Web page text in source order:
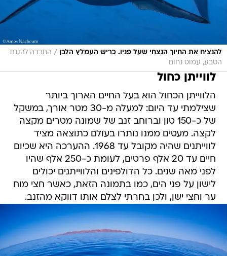
לווייתן כחול
הלווייתן הכחול הוא בעל החיים הארוך ביותר
של כ-150 טון וברוחב זנב של שמונה מטרים מקצה
לקצה. מעטים ממנו נותרו בעולם כתוצאה מציד
לווייתנים שהיה מקובל עד 1968. ההערכה היא שכיום
חיים עד 20 אלף פרטים, לעומת כ-250 אלף שהיו
לפני מאה שנים. כל הדולפינים והלווייתנים יכולים
לישון על פני הים, כמו בתמונה הזאת, כאשר חצי מוח
ער וחצי ישן, ולכן בחרתי לצלם אותו דווקא מהזנב.